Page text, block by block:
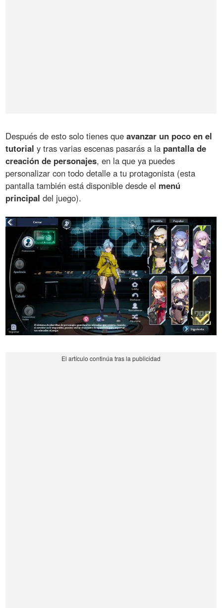
Después de esto solo tienes queavanzar un poco en el
tutorial y tras varias escenas pasarás a la pantalla de
creación de personajes, en la que ya puedes
personalizar con todo detalle a tu protagonista (esta
pantalla también está disponible desde el menú
principal del juego).